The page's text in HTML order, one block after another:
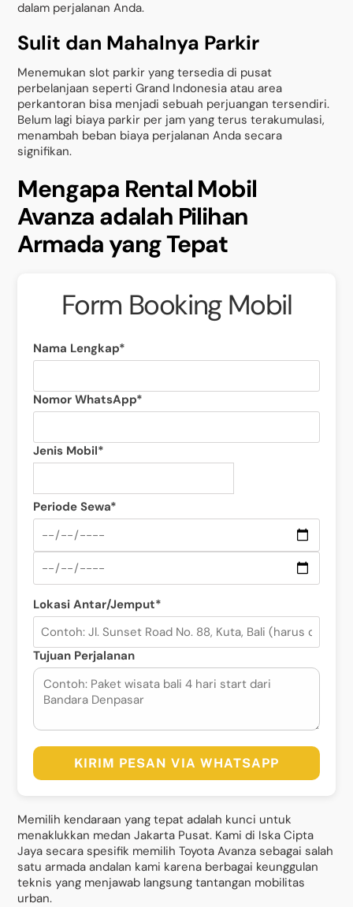
dalam perjalanan Anda.
Sulit dan Mahalnya Parkir
Menemukan slot parkir yang tersedia di pusat
perbelanjaan seperti Grand Indonesia atau area
perkantoran bisa menjadi sebuah perjuangan tersendiri.
Belum lagi biaya parkir per jam yang terus terakumulasi,
menambah beban biaya perjalanan Anda secara
signifikan.
Mengapa Rental Mobil
Avanza adalah Pilihan
Armada yang Tepat
Form Booking Mobil
Nama Lengkap*
Nomor WhatsApp*
Jenis Mobil*
Periode Sewa*
Lokasi Antar/Jemput*
Tujuan Perjalanan
KIRIM PESAN VIA WHATSAPP
Memilih kendaraan yang tepat adalah kunci untuk
menaklukkan medan Jakarta Pusat. Kami di Iska Cipta
Jaya secara spesifik memilih Toyota Avanza sebagai salah
satu armada andalan kami karena berbagai keunggulan
teknis yang menjawab langsung tantangan mobilitas
urban.